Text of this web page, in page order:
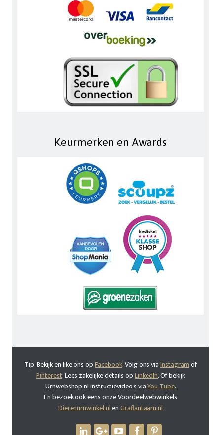
Keurmerken en Awards
Tip: Bekijk en like ons opFacebook. Volg ons viaInstagramof
Pinterest. Lees zakelijke details opLinkedIn. Of bekijk
Urnwebshop.nl instructievideo's viaYou Tube.
En bezoek ook eens onze Voordeelwebwinkels
Dierenurnwinkel.nlenGraflantaarn.nl